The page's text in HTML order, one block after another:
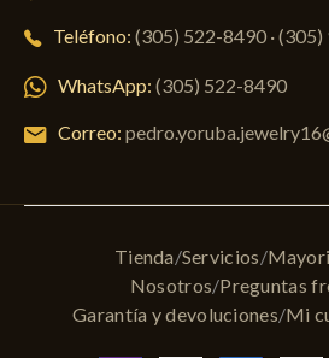
Teléfono: (305) 522-8490 ·(305)
WhatsApp: (305) 522-8490
Correo:
Tienda Servicios
Nosotros Preguntas
Garantía y devoluciones Mi